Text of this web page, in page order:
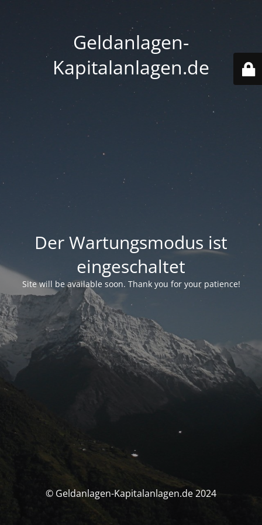
Geldanlagen-
Kapitalanlagen.de
Der Wartungsmodus ist
eingeschaltet
Site will be available soon. Thank you for your patience!
© Geldanlagen-Kapitalanlagen.de 2024